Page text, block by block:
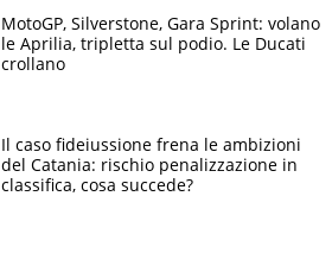
MotoGP, Silverstone, Gara Sprint: volano
le Aprilia, tripletta sul podio. Le Ducati
crollano
Il caso fideiussione frena le ambizioni
del Catania: rischio penalizzazione in
classifica, cosa succede?